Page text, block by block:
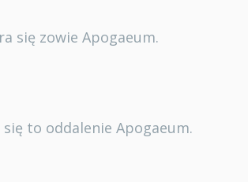
się zowie Apogaeum.
to oddalenie Apogaeum.